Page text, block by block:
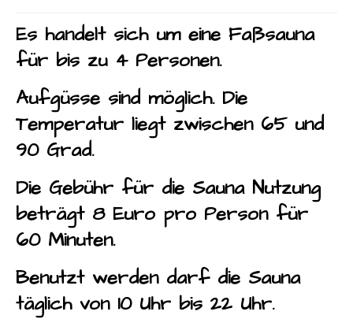
Es handelt sich um eine Faßsauna
für bis zu 4 Personen.
Aufgüsse sind möglich. Die
Temperatur liegt zwischen 65 und
90 Grad.
Die Gebühr für die Sauna Nutzung
beträgt 8 Euro pro Person für
60 Minuten.
Benutzt werden darf die Sauna
täglich von 10 Uhr bis 22 Uhr.